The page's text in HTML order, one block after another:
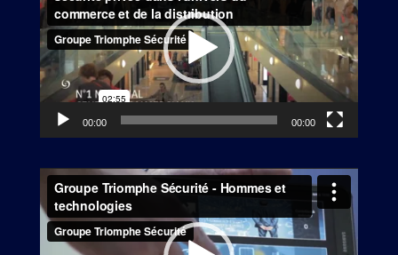
00:00 00:00
Lecteur
vidéo